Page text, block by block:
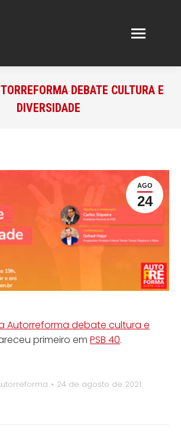
DEBATE CULTURA E
DIVERSIDADE
AGO
24
Autorreforma debate cultura e
primeiro em PSB 40.
24 de agosto de 2021